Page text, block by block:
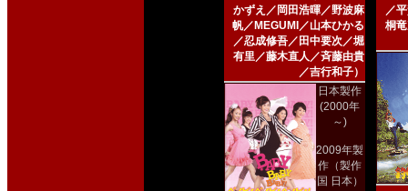
かずえ／岡田浩暉／野波麻
帆／MEGUMI／山本ひかる
／忍成修吾／田中要次／堀
有里／藤木直人／斉藤由貴
／吉行和子）
日本製作
(2000年
～)
2009年製
作（製作
国 日本）
／
桐